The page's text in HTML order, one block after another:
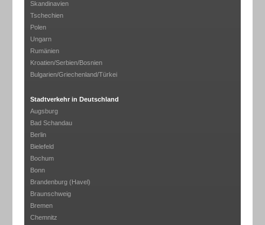
Skandinavien
Tschechien
Polen
Ungarn
Rumänien
Kroatien/Serbien/Bosnien
Bulgarien/Griechenland/Türkei
Stadtverkehr in Deutschland
Augsburg
Bad Schandau
Berlin
Bielefeld
Bochum
Bonn
Brandenburg (Havel)
Braunschweig
Bremen
Chemnitz